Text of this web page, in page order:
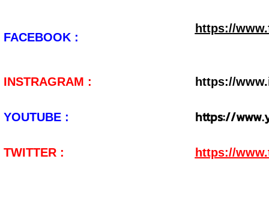
FACEBOOK :
https://
INSTRAGRAM : https://
YOUTUBE : https://
TWITTER : https://